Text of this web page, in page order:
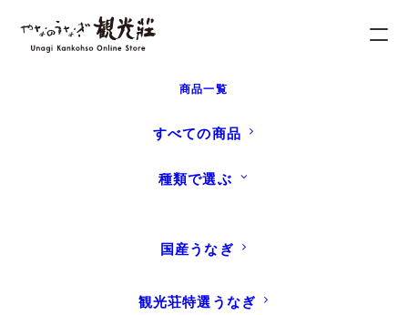
商品一覧
すべての商品
種類で選ぶ
国産うなぎ
観光荘特選うなぎ